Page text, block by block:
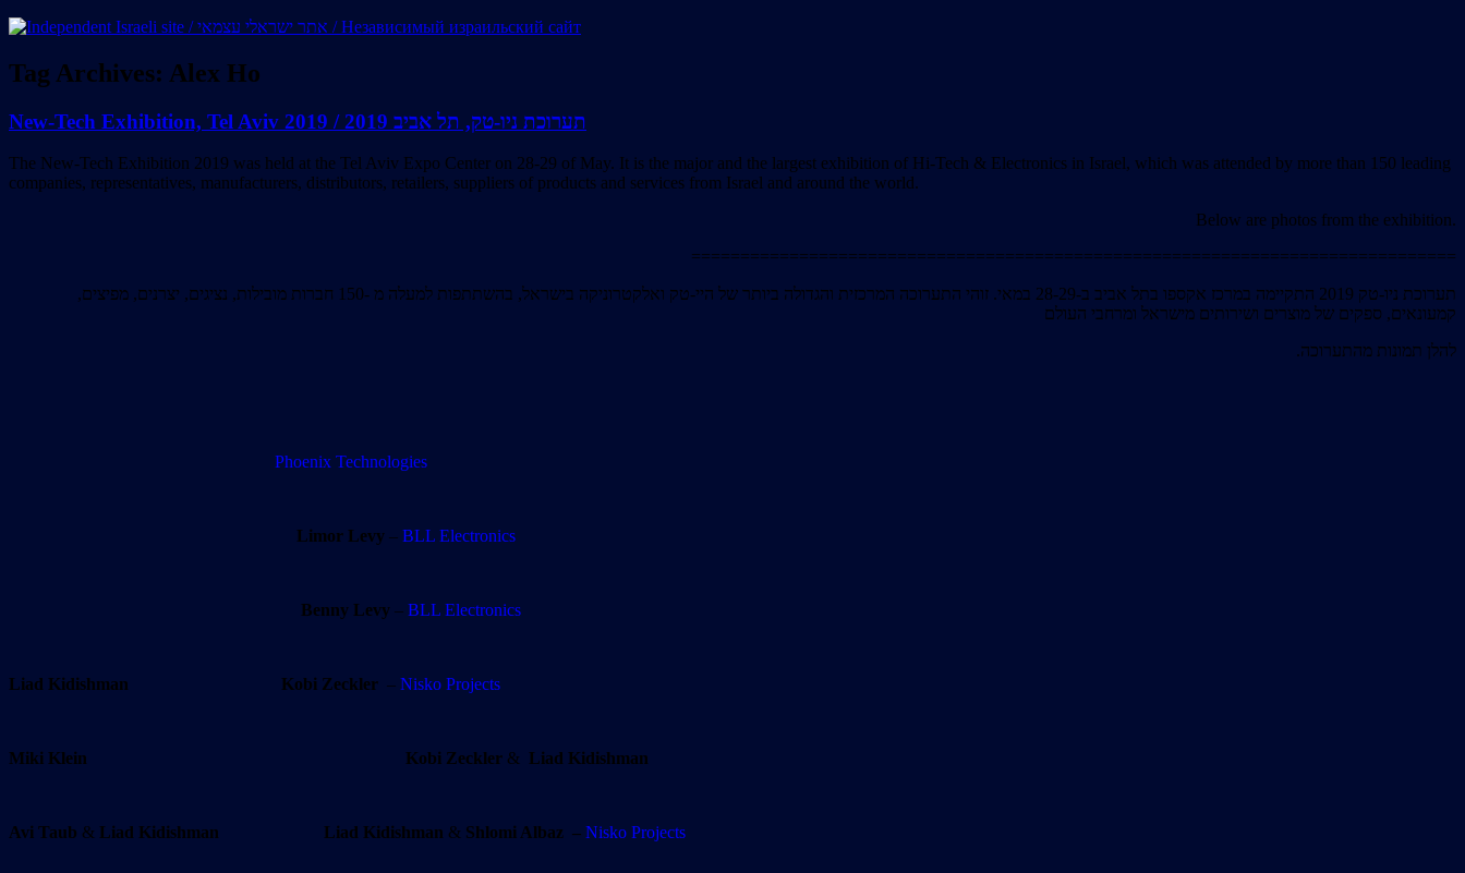
Tag Archives: Alex Ho
New-Tech Exhibition, Tel Aviv 2019 / תערוכת ניו-טק, תל אביב 2019
The New-Tech Exhibition 2019 was held at the Tel Aviv Expo Center on 28-29 of May. It is the major and the largest exhibition of Hi-Tech & Electronics in Israel, which was attended by more than 150 leading
companies, representatives, manufacturers, distributors, retailers, suppliers of products and services from Israel and around the world.
Below are photos from the exhibition.
==============================================================================
תערוכת ניו-טק 2019 התקיימה במרכז אקספו בתל אביב ב-28-29 במאי. זוהי התערוכה המרכזית והגדולה ביותר של היי-טק ואלקטרוניקה בישראל, בהשתתפות למעלה מ -150 חברות מובילות, נציגים, יצרנים, מפיצים,
קמעונאים, ספקים של מוצרים ושירותים מישראל ומרחבי העולם
.להלן תמונות מהתערוכה
Phoenix Technologies
Limor Levy – BLL Electronics
Benny Levy – BLL Electronics
Liad Kidishman Kobi Zeckler – Nisko Projects
Miki Klein Kobi Zeckler & Liad Kidishman
Avi Taub & Liad Kidishman Liad Kidishman & Shlomi Albaz – Nisko Projects